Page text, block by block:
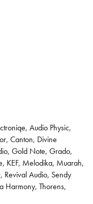
, Audio Physic,
, Canton, Divine
, Gold Note, Grado,
, KEF, Melodika, Muarah,
, Revival Audio, Sendy
Harmony, Thorens,